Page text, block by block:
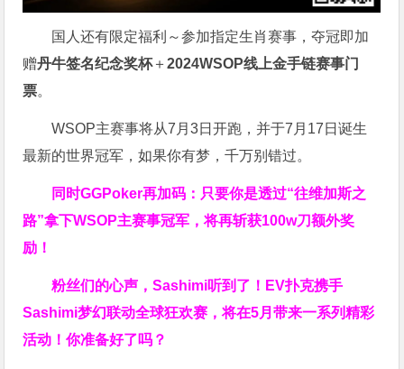
国人还有限定福利～参加指定生肖赛事，夺冠即加
赠丹牛签名纪念奖杯＋2024WSOP线上金手链赛事门
票。
WSOP主赛事将从7月3日开跑，并于7月17日诞生
最新的世界冠军，如果你有梦，千万别错过。
同时GGPoker再加码：只要你是透过“往维加斯之
路”拿下WSOP主赛事冠军，将再斩获100w刀额外奖
励！
粉丝们的心声，Sashimi听到了！EV扑克携手
Sashimi梦幻联动全球狂欢赛，将在5月带来一系列精彩
活动！你准备好了吗？